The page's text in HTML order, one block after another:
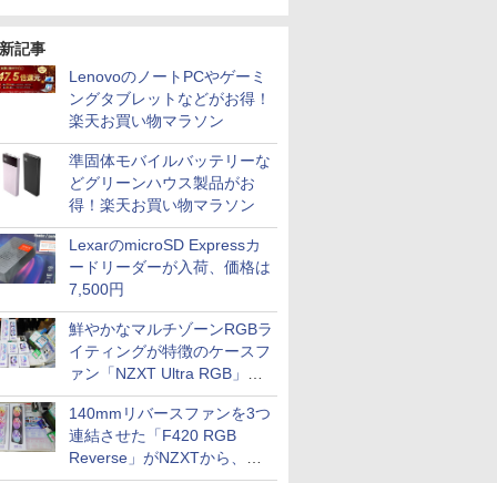
記事
LenovoのノートPCやゲーミ
ングタブレットなどがお得！
楽天お買い物マラソン
準固体モバイルバッテリーな
どグリーンハウス製品がお
得！楽天お買い物マラソン
LexarのmicroSD Expressカ
ードリーダーが入荷、価格は
7,500円
鮮やかなマルチゾーンRGBラ
イティングが特徴のケースフ
ァン「NZXT Ultra RGB」が
発売、計8製品
140mmリバースファンを3つ
連結させた「F420 RGB
Reverse」がNZXTから、単